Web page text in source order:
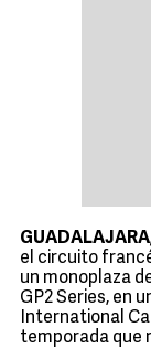
el circuito
un monoplaza
GP2 Series, en
International
temporada que